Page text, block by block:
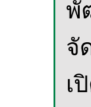
พั
จั
เ